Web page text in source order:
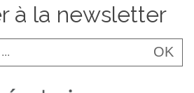
à la newsletter
OK